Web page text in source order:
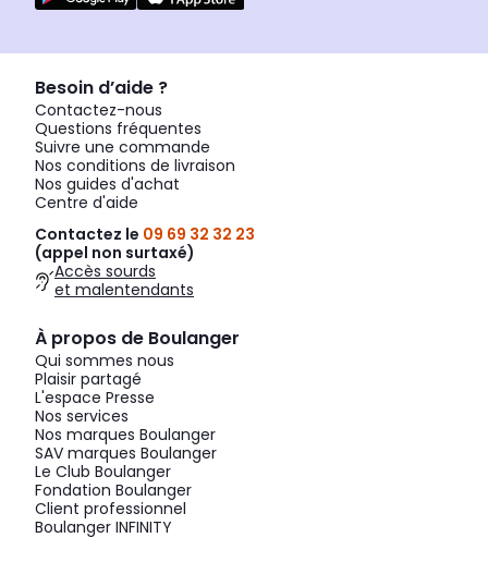
Besoin d’aide ?
Contactez-nous
Questions fréquentes
Suivre une commande
Nos conditions de livraison
Nos guides d'achat
Centre d'aide
Contactez le 09 69 32 32 23
(appel non surtaxé)
Accès sourds
et malentendants
À propos de Boulanger
Qui sommes nous
Plaisir partagé
L'espace Presse
Nos services
Nos marques Boulanger
SAV marques Boulanger
Le Club Boulanger
Fondation Boulanger
Client professionnel
Boulanger INFINITY